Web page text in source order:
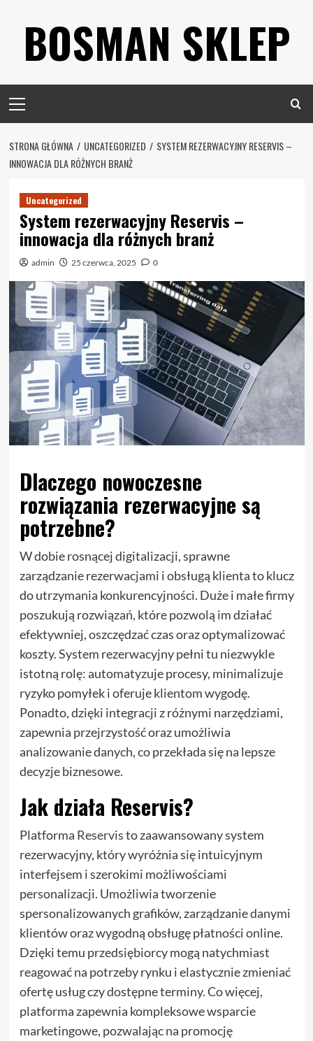
contentBOSMAN SKLEP
Menu
STRONA GŁÓWNA UNCATEGORIZED
SYSTEM REZERWACYJNY RESERVIS –
INNOWACJA DLA RÓŻNYCH BRANŻ
Uncategorized
System rezerwacyjny Reservis –
innowacja dla różnych branż
admin 25 czerwca, 2025 0
Dlaczego nowoczesne
rozwiązania rezerwacyjne są
potrzebne?
W dobie rosnącej digitalizacji, sprawne
zarządzanie rezerwacjami i obsługą klienta to klucz
do utrzymania konkurencyjności. Duże i małe firmy
poszukują rozwiązań, które pozwolą im działać
efektywniej, oszczędzać czas oraz optymalizować
koszty. System rezerwacyjny pełni tu niezwykle
istotną rolę: automatyzuje procesy, minimalizuje
ryzyko pomyłek i oferuje klientom wygodę.
Ponadto, dzięki integracji z różnymi narzędziami,
zapewnia przejrzystość oraz umożliwia
analizowanie danych, co przekłada się na lepsze
decyzje biznesowe.
Jak działa Reservis?
Platforma Reservisto zaawansowany system
rezerwacyjny, który wyróżnia się intuicyjnym
interfejsem i szerokimi możliwościami
personalizacji. Umożliwia tworzenie
spersonalizowanych grafików, zarządzanie danymi
klientów oraz wygodną obsługę płatności online.
Dzięki temu przedsiębiorcy mogą natychmiast
reagować na potrzeby rynku i elastycznie zmieniać
ofertę usług czy dostępne terminy. Co więcej,
platforma zapewnia kompleksowe wsparcie
marketingowe, pozwalając na promocję